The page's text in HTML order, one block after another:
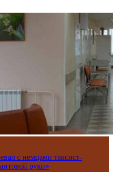
с немцами таксист-
руки»